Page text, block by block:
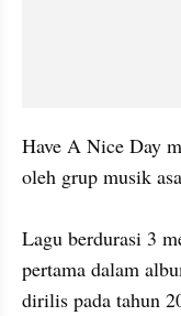
Have A Nice Day
oleh grup musik
Lagu berdurasi 3
pertama dalam
dirilis pada tahun